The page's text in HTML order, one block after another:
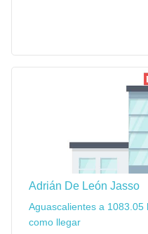
Adrián De León Jasso
Aguascalientes a 1083.05
como llegar